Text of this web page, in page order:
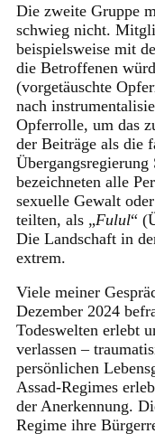
Die zweite Gruppe
schwieg nicht.
beispielsweise mit
die Betroffenen
(vorgetäuschte
nach
Opferrolle, um das
der Beiträge als die
Übergangsregierung
bezeichneten alle
sexuelle Gewalt
teilten, als „Fulul“
Die Landschaft in
extrem.
Viele meiner
Dezember 2024
Todeswelten erlebt
verlassen –
persönlichen
Assad-Regimes
der Anerkennung.
Regime ihre